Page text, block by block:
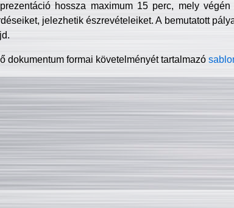
hossza maximum 15 perc, mely
jelezhetik észrevételeiket. A bemutatott
dokumentum formai követelményét tartalmazó